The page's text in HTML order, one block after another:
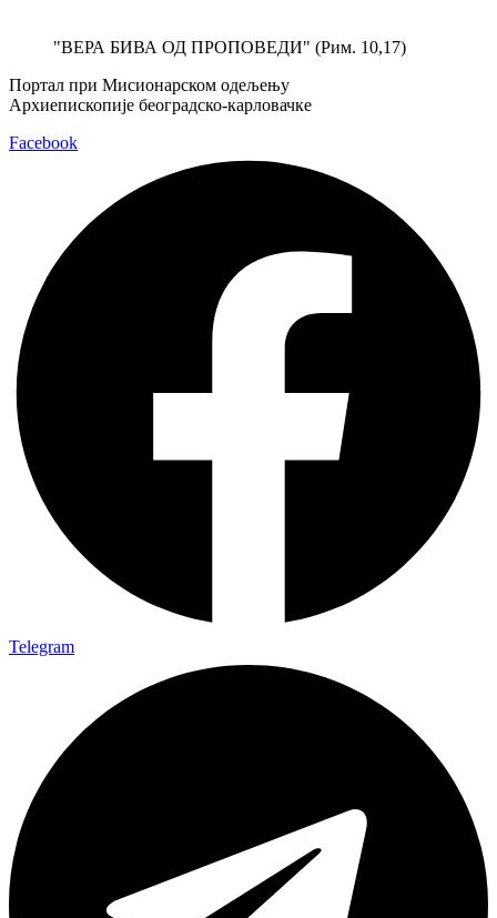
"ВЕРА БИВА ОД ПРОПОВЕДИ" (Рим. 10,17)
Портал при Мисионарском одељењу
Архиепископије београдско-карловачке
Facebook
Telegram